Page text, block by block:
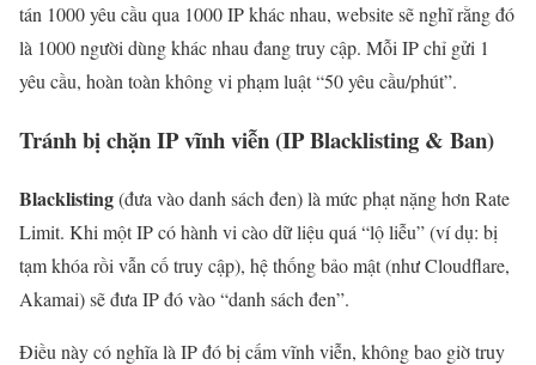
tán 1000 yêu cầu qua 1000 IP khác nhau, website sẽ nghĩ rằng đó
là 1000 người dùng khác nhau đang truy cập. Mỗi IP chỉ gửi 1
yêu cầu, hoàn toàn không vi phạm luật “50 yêu cầu/phút”.
Tránh bị chặn IP vĩnh viễn (IP Blacklisting & Ban)
Blacklisting(đưa vào danh sách đen) là mức phạt nặng hơn Rate
Limit. Khi một IP có hành vi cào dữ liệu quá “lộ liễu” (ví dụ: bị
tạm khóa rồi vẫn cố truy cập), hệ thống bảo mật (như Cloudflare,
Akamai) sẽ đưa IP đó vào “danh sách đen”.
Điều này có nghĩa là IP đó bị cấm vĩnh viễn, không bao giờ truy